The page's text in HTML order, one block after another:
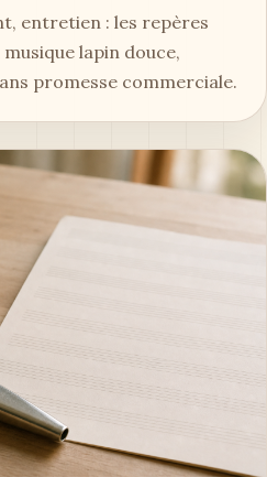
entretien : les repères
lapin douce,
promesse commerciale.